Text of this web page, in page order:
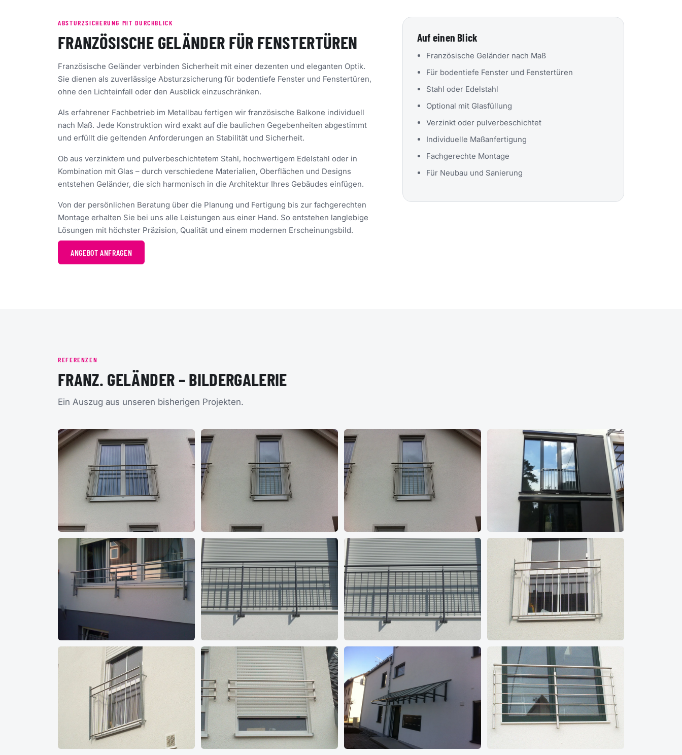
ABSTURZSICHERUNG MIT DURCHBLICK
FRANZÖSISCHE GELÄNDER FÜR FENSTERTÜREN
Französische Geländer verbinden Sicherheit mit einer dezenten und eleganten Optik.
Sie dienen als zuverlässige Absturzsicherung für bodentiefe Fenster und Fenstertüren,
ohne den Lichteinfall oder den Ausblick einzuschränken.
Als erfahrener Fachbetrieb im Metallbau fertigen wir französische Balkone individuell
nach Maß. Jede Konstruktion wird exakt auf die baulichen Gegebenheiten abgestimmt
und erfüllt die geltenden Anforderungen an Stabilität und Sicherheit.
Ob aus verzinktem und pulverbeschichtetem Stahl, hochwertigem Edelstahl oder in
Kombination mit Glas – durch verschiedene Materialien, Oberflächen und Designs
entstehen Geländer, die sich harmonisch in die Architektur Ihres Gebäudes einfügen.
Von der persönlichen Beratung über die Planung und Fertigung bis zur fachgerechten
Montage erhalten Sie bei uns alle Leistungen aus einer Hand. So entstehen langlebige
Lösungen mit höchster Präzision, Qualität und einem modernen Erscheinungsbild.
ANGEBOT ANFRAGEN
Auf einen Blick
Französische Geländer nach Maß
Für bodentiefe Fenster und Fenstertüren
Stahl oder Edelstahl
Optional mit Glasfüllung
Verzinkt oder pulverbeschichtet
Individuelle Maßanfertigung
Fachgerechte Montage
Für Neubau und Sanierung
REFERENZEN
FRANZ. GELÄNDER – BILDERGALERIE
Ein Auszug aus unseren bisherigen Projekten.